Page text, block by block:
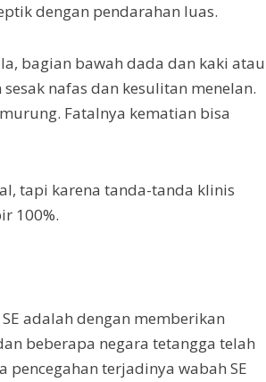
dengan pendarahan luas.
bagian bawah dada dan kaki atau
nafas dan kesulitan menelan.
Fatalnya kematian bisa
tapi karena tanda-tanda klinis
100%.
adalah dengan memberikan
beberapa negara tetangga telah
pencegahan terjadinya wabah SE